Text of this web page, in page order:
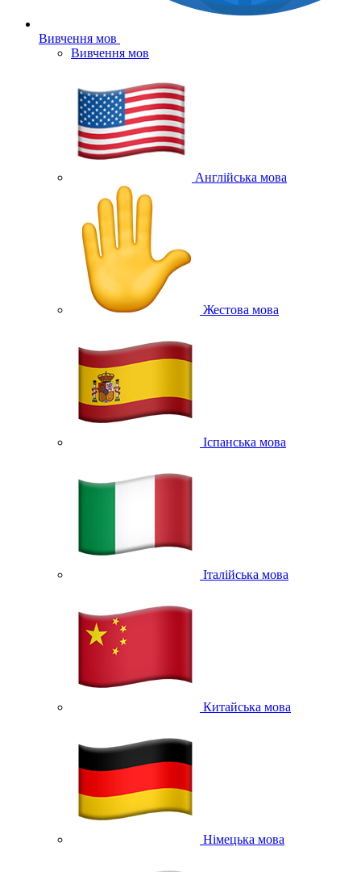
Вивчення мов
Вивчення мов
Англійська мова
Жестова мова
Іспанська мова
Італійська мова
Китайська мова
Німецька мова